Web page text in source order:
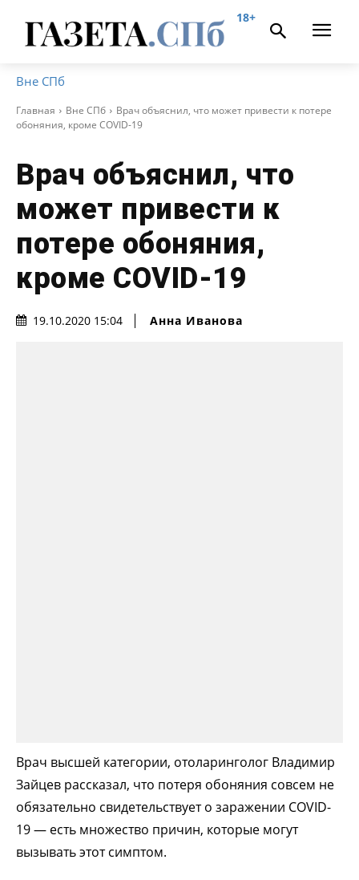
18+
Вне СПб
Главная Вне СПб
Врач объяснил, что может привести к потере
обоняния, кроме COVID-19
Врач объяснил, что
может привести к
потере обоняния,
кроме COVID-19
19.10.2020 15:04 Анна Иванова
Врач высшей категории, отоларинголог Владимир
Зайцев рассказал, что потеря обоняния совсем не
обязательно свидетельствует о заражении COVID-
19 — есть множество причин, которые могут
вызывать этот симптом.